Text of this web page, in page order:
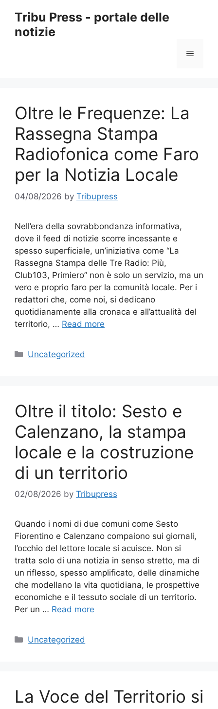
content
Tribu Press - portale delle
notizie
Menu
Oltre le Frequenze: La
Rassegna Stampa
Radiofonica come Faro
per la Notizia Locale
04/08/2026 by Tribupress
Nell’era della sovrabbondanza informativa,
dove il feed di notizie scorre incessante e
spesso superficiale, un’iniziativa come “La
Rassegna Stampa delle Tre Radio: Più,
Club103, Primiero” non è solo un servizio, ma un
vero e proprio faro per la comunità locale. Per i
redattori che, come noi, si dedicano
quotidianamente alla cronaca e all’attualità del
territorio, … Read more
Categories
Uncategorized
Oltre il titolo: Sesto e
Calenzano, la stampa
locale e la costruzione
di un territorio
02/08/2026 by Tribupress
Quando i nomi di due comuni come Sesto
Fiorentino e Calenzano compaiono sui giornali,
l’occhio del lettore locale si acuisce. Non si
tratta solo di una notizia in senso stretto, ma di
un riflesso, spesso amplificato, delle dinamiche
che modellano la vita quotidiana, le prospettive
economiche e il tessuto sociale di un territorio.
Per un … Read more
Categories
Uncategorized
La Voce del Territorio si